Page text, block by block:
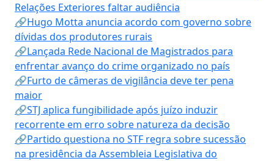
Relações Exteriores faltar audiência
🔗Hugo Motta anuncia acordo com governo sobre
dívidas dos produtores rurais
🔗Lançada Rede Nacional de Magistrados para
enfrentar avanço do crime organizado no país
🔗Furto de câmeras de vigilância deve ter pena
maior
🔗STJ aplica fungibilidade após juízo induzir
recorrente em erro sobre natureza da decisão
🔗Partido questiona no STF regra sobre sucessão
na presidência da Assembleia Legislativa do